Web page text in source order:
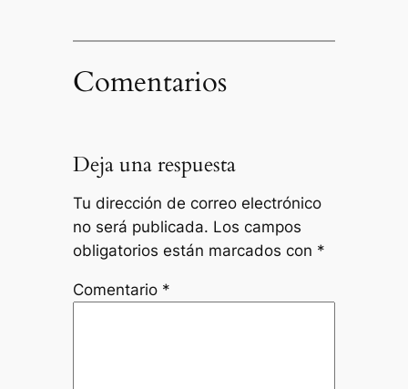
Comentarios
Deja una respuesta
Tu dirección de correo electrónico
no será publicada. Los campos
obligatorios están marcados con *
Comentario *